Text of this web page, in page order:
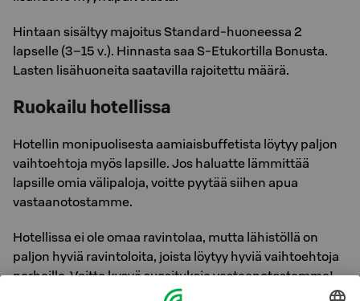
Hintaan sisältyy majoitus Standard-huoneessa 2
lapselle (3–15 v.). Hinnasta saa S-Etukortilla Bonusta.
Lasten lisähuoneita saatavilla rajoitettu määrä.
Ruokailu hotellissa
Hotellin monipuolisesta aamiaisbuffetista löytyy paljon
vaihtoehtoja myös lapsille. Jos haluatte lämmittää
lapsille omia välipaloja, voitte pyytää siihen apua
vastaanotostamme.
Hotellissa ei ole omaa ravintolaa, mutta lähistöllä on
paljon hyviä ravintoloita, joista löytyy hyviä vaihtoehtoja
perheille. Voitte kysyä suosituksia vastaanotostamme!